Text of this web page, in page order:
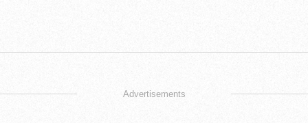
Advertisements